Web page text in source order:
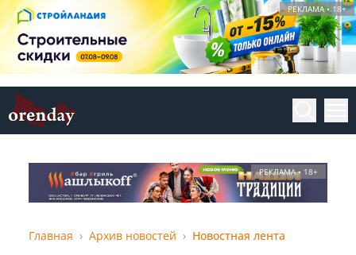
РЕКЛАМА • 18+
РЕКЛАМА • 18+
Главная Архив новостей Новостная лента